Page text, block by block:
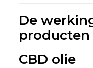
De
producten
CBD olie